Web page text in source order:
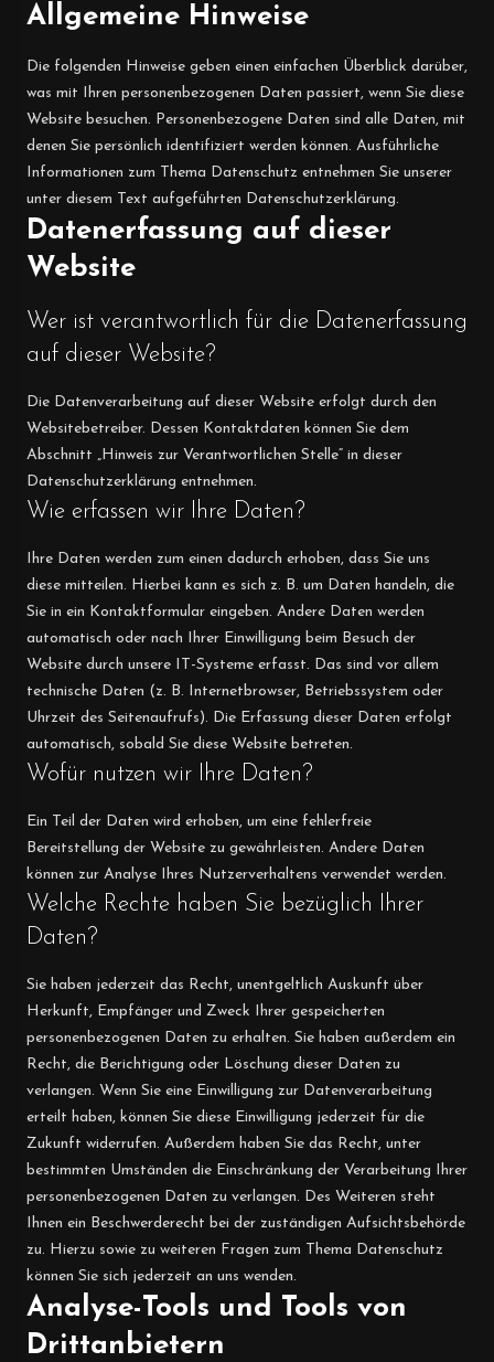
Allgemeine Hinweise
Die folgenden Hinweise geben einen einfachen Überblick darüber,
was mit Ihren personenbezogenen Daten passiert, wenn Sie diese
Website besuchen. Personenbezogene Daten sind alle Daten, mit
denen Sie persönlich identifiziert werden können. Ausführliche
Informationen zum Thema Datenschutz entnehmen Sie unserer
unter diesem Text aufgeführten Datenschutzerklärung.
Datenerfassung auf dieser
Website
Wer ist verantwortlich für die Datenerfassung
auf dieser Website?
Die Datenverarbeitung auf dieser Website erfolgt durch den
Websitebetreiber. Dessen Kontaktdaten können Sie dem
Abschnitt „Hinweis zur Verantwortlichen Stelle“ in dieser
Datenschutzerklärung entnehmen.
Wie erfassen wir Ihre Daten?
Ihre Daten werden zum einen dadurch erhoben, dass Sie uns
diese mitteilen. Hierbei kann es sich z. B. um Daten handeln, die
Sie in ein Kontaktformular eingeben. Andere Daten werden
automatisch oder nach Ihrer Einwilligung beim Besuch der
Website durch unsere IT-Systeme erfasst. Das sind vor allem
technische Daten (z. B. Internetbrowser, Betriebssystem oder
Uhrzeit des Seitenaufrufs). Die Erfassung dieser Daten erfolgt
automatisch, sobald Sie diese Website betreten.
Wofür nutzen wir Ihre Daten?
Ein Teil der Daten wird erhoben, um eine fehlerfreie
Bereitstellung der Website zu gewährleisten. Andere Daten
können zur Analyse Ihres Nutzerverhaltens verwendet werden.
Welche Rechte haben Sie bezüglich Ihrer
Daten?
Sie haben jederzeit das Recht, unentgeltlich Auskunft über
Herkunft, Empfänger und Zweck Ihrer gespeicherten
personenbezogenen Daten zu erhalten. Sie haben außerdem ein
Recht, die Berichtigung oder Löschung dieser Daten zu
verlangen. Wenn Sie eine Einwilligung zur Datenverarbeitung
erteilt haben, können Sie diese Einwilligung jederzeit für die
Zukunft widerrufen. Außerdem haben Sie das Recht, unter
bestimmten Umständen die Einschränkung der Verarbeitung Ihrer
personenbezogenen Daten zu verlangen. Des Weiteren steht
Ihnen ein Beschwerderecht bei der zuständigen Aufsichtsbehörde
zu. Hierzu sowie zu weiteren Fragen zum Thema Datenschutz
können Sie sich jederzeit an uns wenden.
Analyse-Tools und Tools von
Dritt­anbietern